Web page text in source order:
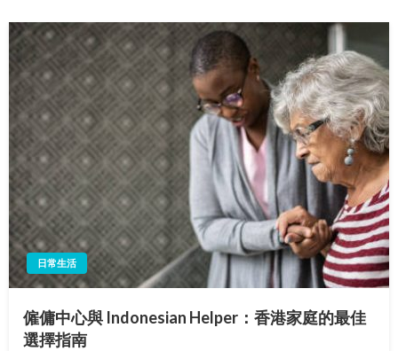
日常生活
僱傭中心與 Indonesian Helper：香港家庭的最佳
選擇指南